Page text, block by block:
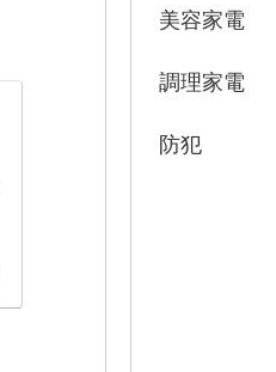
美容家電
調理家電
防犯